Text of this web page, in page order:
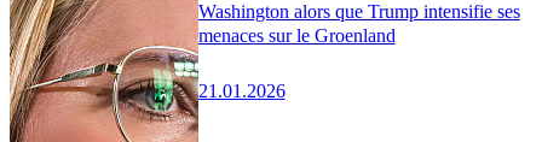
Washington alors que Trump intensifie ses
menaces sur le Groenland
21.01.2026